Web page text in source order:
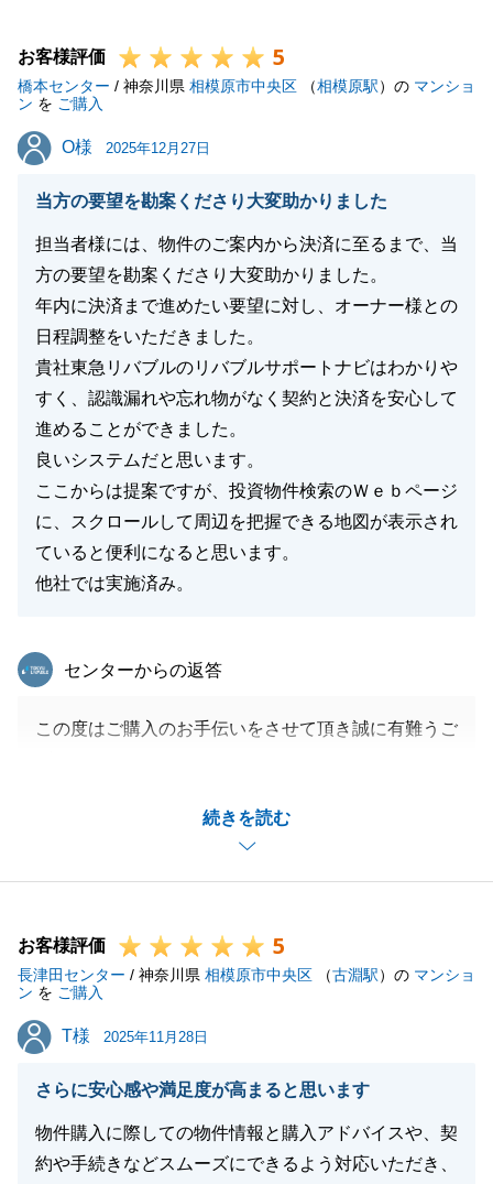
たら、いつでもお声がけ下さいませ。
お客様評価 5
橋本センター / 神奈川県 相模原市中央区 （相模原駅）の マンショ
ン を ご購入
O様
O様 2025年12月27日
当方の要望を勘案くださり大変助かりました
担当者様には、物件のご案内から決済に至るまで、当
方の要望を勘案くださり大変助かりました。
年内に決済まで進めたい要望に対し、オーナー様との
日程調整をいただきました。
貴社東急リバブルのリバブルサポートナビはわかりや
すく、認識漏れや忘れ物がなく契約と決済を安心して
進めることができました。
良いシステムだと思います。
ここからは提案ですが、投資物件検索のＷｅｂページ
に、スクロールして周辺を把握できる地図が表示され
ていると便利になると思います。
他社では実施済み。
続きを読む
東急リバブル
センターからの返答
この度はご購入のお手伝いをさせて頂き誠に有難うご
かげで無事にお取引を完了することができました。
今後も長いお付き合いができればと存じます。
引き続き宜しくお願い申し上げます。
閉じる
お客様評価 5
長津田センター / 神奈川県 相模原市中央区 （古淵駅）の マンショ
ン を ご購入
T様
T様 2025年11月28日
さらに安心感や満足度が高まると思います
物件購入に際しての物件情報と購入アドバイスや、契
約や手続きなどスムーズにできるよう対応いただき、